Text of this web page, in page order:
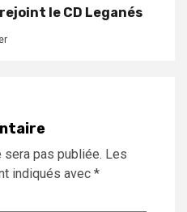
le CD Leganés
pas publiée. Les
indiqués avec *